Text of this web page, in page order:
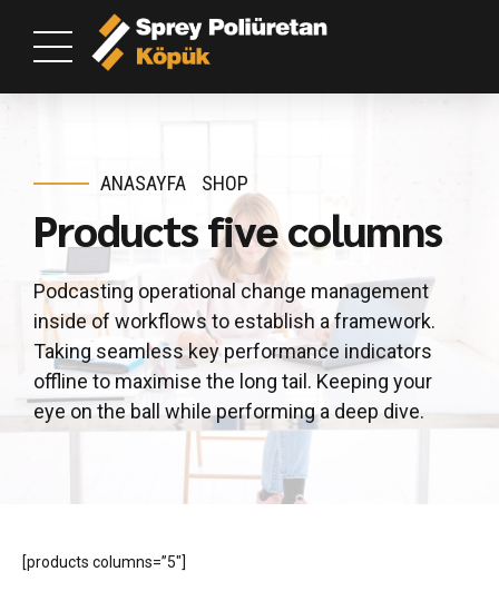
ANASAYFA SHOP
Products five columns
Podcasting operational change management
inside of workflows to establish a framework.
Taking seamless key performance indicators
offline to maximise the long tail. Keeping your
eye on the ball while performing a deep dive.
[products columns=”5″]